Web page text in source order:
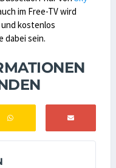
im Free-TV wird
kostenlos
dabei sein.